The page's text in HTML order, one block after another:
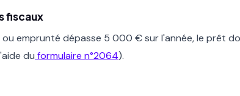
fiscaux
emprunté dépasse 5 000 € sur l'année, le prêt
du formulaire n°2064).